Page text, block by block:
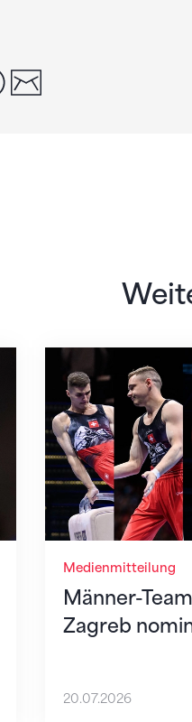
whatsapp
Zagreb nach
Medienmitteilung
Männer-
Zagreb
Männer-Team
20.07.2026